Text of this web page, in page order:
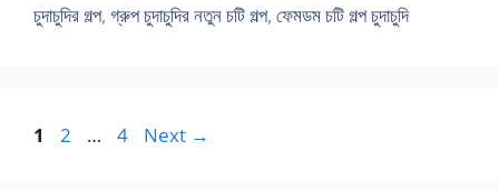
চুদাচুদির গল্প, গ্রুপ চুদাচুদির নতুন চটি গল্প, ফেমডম চটি গল্প চুদাচুদি
Page
1 Page
2 … Page
4 Next →